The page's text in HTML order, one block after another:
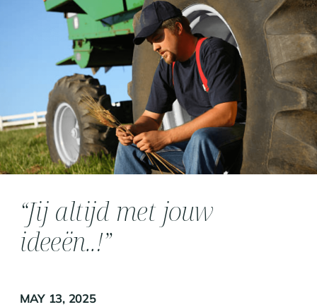
MAY 13, 2025
“Jij altijd met jouw
ideeën..!”